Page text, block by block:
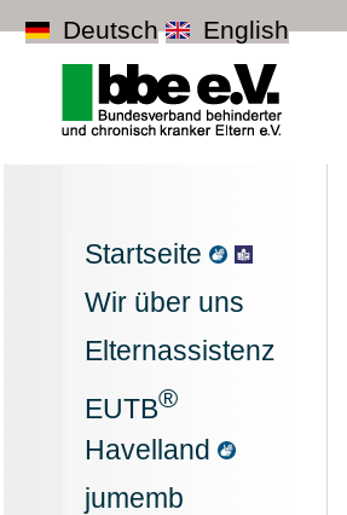
Deutsch English
Startseite
Wir über uns
Elternassistenz
EUTB®
Havelland
jumemb